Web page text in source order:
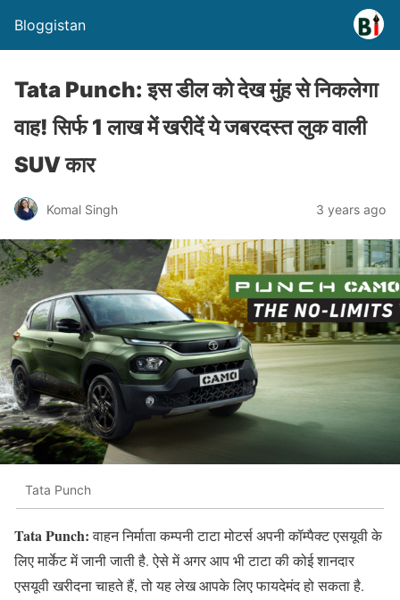
Bloggistan
Tata Punch: इस डील को देख मुंह से निकलेगा
वाह! सिर्फ 1 लाख में खरीदें ये जबरदस्त लुक वाली
SUV कार
Komal Singh 3 years ago
Tata Punch
Tata Punch:वाहन निर्माता कम्पनी टाटा मोटर्स अपनी कॉम्पैक्ट एसयूवी के
लिए मार्केट में जानी जाती है. ऐसे में अगर आप भी टाटा की कोई शानदार
एसयूवी खरीदना चाहते हैं, तो यह लेख आपके लिए फायदेमंद हो सकता है.